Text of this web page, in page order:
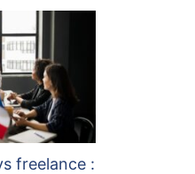
freelance :